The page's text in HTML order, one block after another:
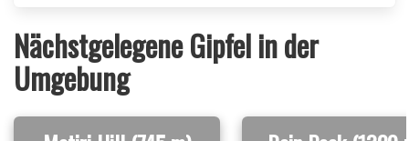
Nächstgelegene Gipfel in der
Umgebung